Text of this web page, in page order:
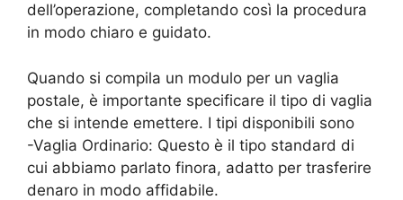
dell’operazione, completando così la procedura
in modo chiaro e guidato.
Quando si compila un modulo per un vaglia
postale, è importante specificare il tipo di vaglia
che si intende emettere. I tipi disponibili sono
-Vaglia Ordinario: Questo è il tipo standard di
cui abbiamo parlato finora, adatto per trasferire
denaro in modo affidabile.